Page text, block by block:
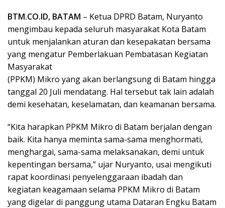
BTM.CO.ID, BATAM – Ketua DPRD Batam, Nuryanto
mengimbau kepada seluruh masyarakat Kota Batam
untuk menjalankan aturan dan kesepakatan bersama
yang mengatur Pemberlakuan Pembatasan Kegiatan
Masyarakat
(PPKM) Mikro yang akan berlangsung di Batam hingga
tanggal 20 Juli mendatang. Hal tersebut tak lain adalah
demi kesehatan, keselamatan, dan keamanan bersama.
“Kita harapkan PPKM Mikro di Batam berjalan dengan
baik. Kita hanya meminta sama-sama menghormati,
menghargai, sama-sama melaksanakan, demi untuk
kepentingan bersama,” ujar Nuryanto, usai mengikuti
rapat koordinasi penyelenggaraan ibadah dan
kegiatan keagamaan selama PPKM Mikro di Batam
yang digelar di panggung utama Dataran Engku Batam